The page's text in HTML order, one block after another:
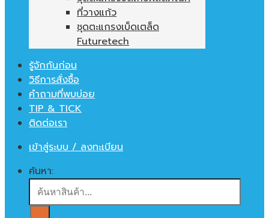
ที่วางแก้ว
ชุดตะแกรงเบ็ดเตล็ด
Futuretech
รู้จักกันก่อน
วิธีการสั่งซื้อ
คำถามที่พบบ่อย
TIP & TICK
ติดต่อเรา
เข้าสู่ระบบ / ลงทะเบียน
ค้นหา: